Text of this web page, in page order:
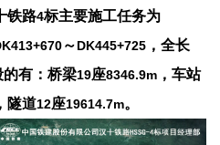
铁路4标主要施工任务为
～DK445+725 ，全长
有：桥梁19座8346.9m ，车站
，隧道12座19614.7m。